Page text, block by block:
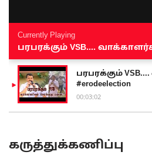
Currently Playing
பரபரக்கும் VSB....
பரபரக்கும்
#erodeelection
00:03:02
கருத்துக்கணிப்பு